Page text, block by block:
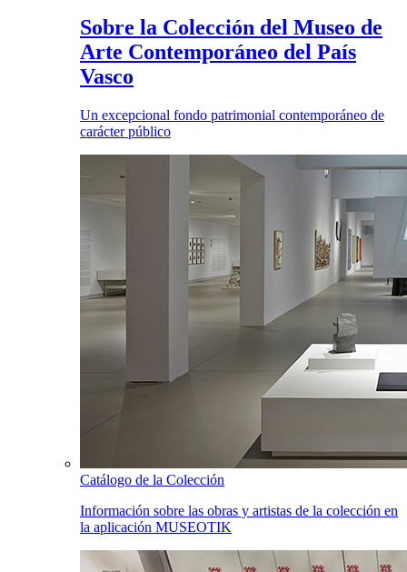
Sobre la Colección del Museo de
Arte Contemporáneo del País
Vasco
Un excepcional fondo patrimonial contemporáneo de
carácter público
Catálogo de la Colección
Información sobre las obras y artistas de la colección en
la aplicación MUSEOTIK